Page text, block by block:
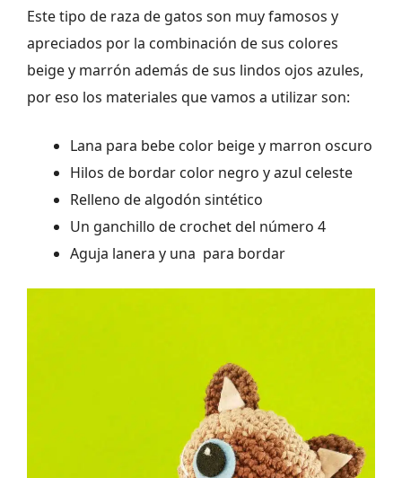
Este tipo de raza de gatos son muy famosos y
apreciados por la combinación de sus colores
beige y marrón además de sus lindos ojos azules,
por eso los materiales que vamos a utilizar son:
Lana para bebe color beige y marron oscuro
Hilos de bordar color negro y azul celeste
Relleno de algodón sintético
Un ganchillo de crochet del número 4
Aguja lanera y una para bordar